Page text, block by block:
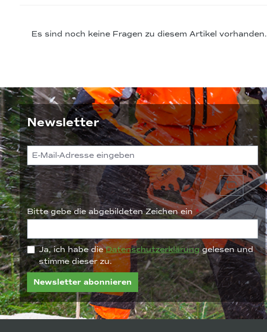
Es sind noch keine Fragen zu diesem Artikel vorhanden.
Newsletter
Bitte gebe die abgebildeten Zeichen ein*
Ja, ich habe dieDatenschutzerklärunggelesen und
stimme dieser zu.
Newsletter abonnieren